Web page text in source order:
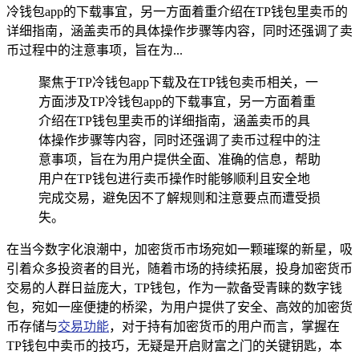
冷钱包app的下载事宜，另一方面着重介绍在TP钱包里卖币的
详细指南，涵盖卖币的具体操作步骤等内容，同时还强调了卖
币过程中的注意事项，旨在为...
聚焦于TP冷钱包app下载及在TP钱包卖币相关，一
方面涉及TP冷钱包app的下载事宜，另一方面着重
介绍在TP钱包里卖币的详细指南，涵盖卖币的具
体操作步骤等内容，同时还强调了卖币过程中的注
意事项，旨在为用户提供全面、准确的信息，帮助
用户在TP钱包进行卖币操作时能够顺利且安全地
完成交易，避免因不了解规则和注意要点而遭受损
失。
在当今数字化浪潮中，加密货币市场宛如一颗璀璨的新星，吸
引着众多投资者的目光，随着市场的持续拓展，投身加密货币
交易的人群日益庞大，TP钱包，作为一款备受青睐的数字钱
包，宛如一座便捷的桥梁，为用户提供了安全、高效的加密货
币存储与交易功能，对于持有加密货币的用户而言，掌握在
TP钱包中卖币的技巧，无疑是开启财富之门的关键钥匙，本